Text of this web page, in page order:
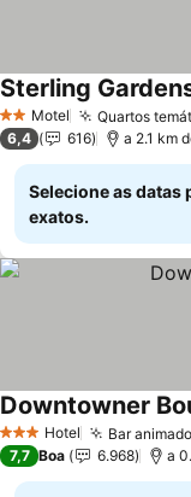
2 Estrelas
Motel Quartos
Sterling
6,4 616 a 2.1 km
Selecione as datas
exatos.
3 EstrelasHotel Bar
Downtowner
7,7 Boa 6.968 a